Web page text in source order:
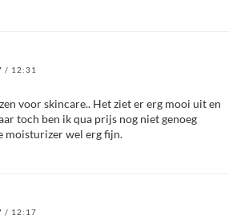
/ 12:31
voor skincare.. Het ziet er erg mooi uit en
toch ben ik qua prijs nog niet genoeg
moisturizer wel erg fijn.
/ 12:17